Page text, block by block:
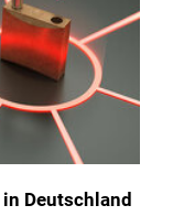
Deutschland